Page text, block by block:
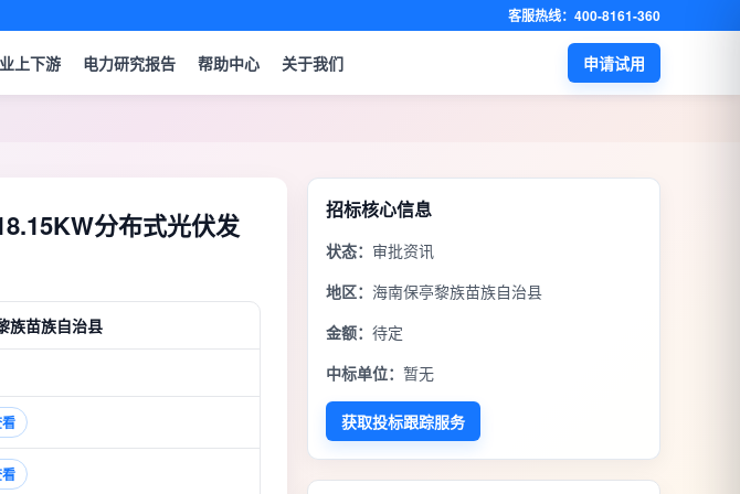
客服热线：400-8161-360
上下游 电力研究报告 帮助中心 关于我们 申请试用
分布式光伏发
族苗族自治县
招标核心信息
状态： 审批资讯
地区： 海南保亭黎族苗族自治县
金额： 待定
中标单位： 暂无
获取投标跟踪服务